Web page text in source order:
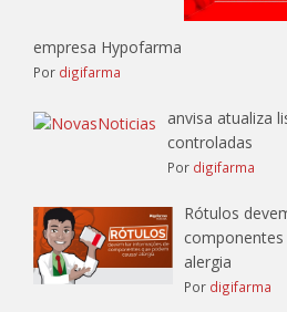
empresa Hypofarma
Por digifarma
anvisa atualiza
controladas
Por digifarma
Rótulos
alergia
Por digifarma